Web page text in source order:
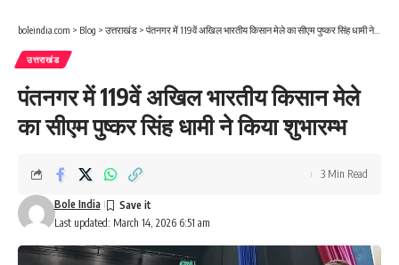
boleindia.com > Blog > उत्तराखंड > पंतनगर में 119वें अखिल भारतीय किसान मेले का सीएम पुष्कर सिंह धामी ने किया शुभारम्भ
उत्तराखंड
पंतनगर में 119वें अखिल भारतीय किसान मेले
का सीएम पुष्कर सिंह धामी ने किया शुभारम्भ
Last updated: March 14, 2026 6:51 am
Bole India
3 Min Read